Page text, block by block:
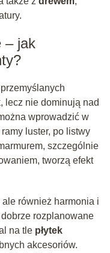
– jak
lecz nie dominują nad
wprowadzić w
luster, po listwy
szczególnie
tworzą efekt
również harmonia i
rozplanowane
na tle płytek
akcesoriów.